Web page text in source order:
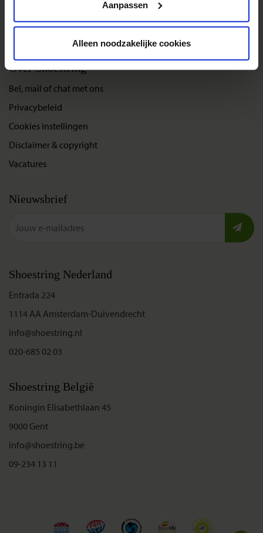
Aanpassen
Alleen noodzakelijke cookies
Nieuwe reizen
Over Shoestring
Bel, mail of chat met ons
Privacybeleid
Cookies instellingen
Disclaimer & copyright
Vacatures
Nieuwsbrief
Shoestring Nederland
Entrada 224
1114 AA Amsterdam-Duivendrecht
info@shoestring.nl
020-685 02 03
Shoestring België
Koningin Elisabethlaan 45
9000 Gent
info@shoestring.be
09-234 13 11